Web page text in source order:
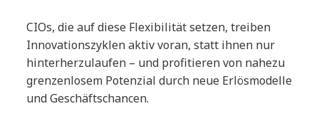
CIOs, die auf diese Flexibilität setzen, treiben
Innovationszyklen aktiv voran, statt ihnen nur
hinterherzulaufen – und profitieren von nahezu
grenzenlosem Potenzial durch neue Erlösmodelle
und Geschäftschancen.